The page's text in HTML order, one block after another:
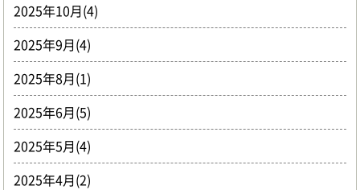
2025年10月(4)
2025年9月(4)
2025年8月(1)
2025年6月(5)
2025年5月(4)
2025年4月(2)